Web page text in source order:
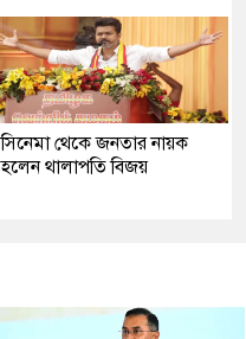
সিনেমা থেকে জনতার নায়ক
হলেন থালাপতি বিজয়